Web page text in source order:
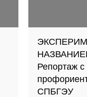
Репортаж с
СПБГЭУ